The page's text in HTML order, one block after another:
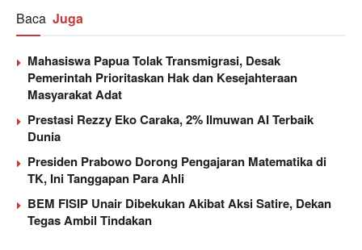
Baca Juga
Mahasiswa Papua Tolak Transmigrasi, Desak
Pemerintah Prioritaskan Hak dan Kesejahteraan
Masyarakat Adat
Prestasi Rezzy Eko Caraka, 2% Ilmuwan AI Terbaik
Dunia
Presiden Prabowo Dorong Pengajaran Matematika di
TK, Ini Tanggapan Para Ahli
BEM FISIP Unair Dibekukan Akibat Aksi Satire, Dekan
Tegas Ambil Tindakan